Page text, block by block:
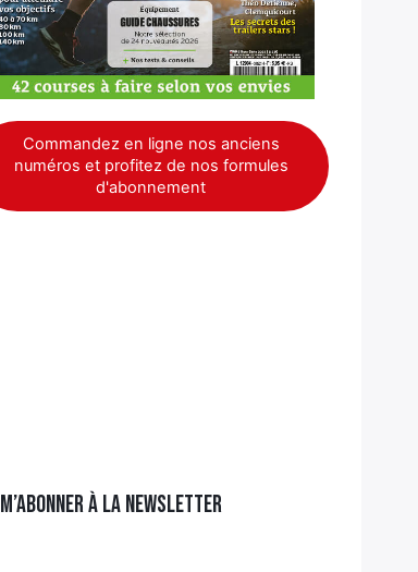
Commandez en ligne nos anciens
numéros et profitez de nos formules
d'abonnement
M’abonner à la newsletter